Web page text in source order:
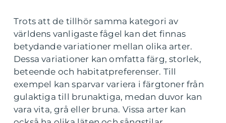
Trots att de tillhör samma kategori av
världens vanligaste fågel kan det finnas
betydande variationer mellan olika arter.
Dessa variationer kan omfatta färg, storlek,
beteende och habitatpreferenser. Till
exempel kan sparvar variera i färgtoner från
gulaktiga till brunaktiga, medan duvor kan
vara vita, grå eller bruna. Vissa arter kan